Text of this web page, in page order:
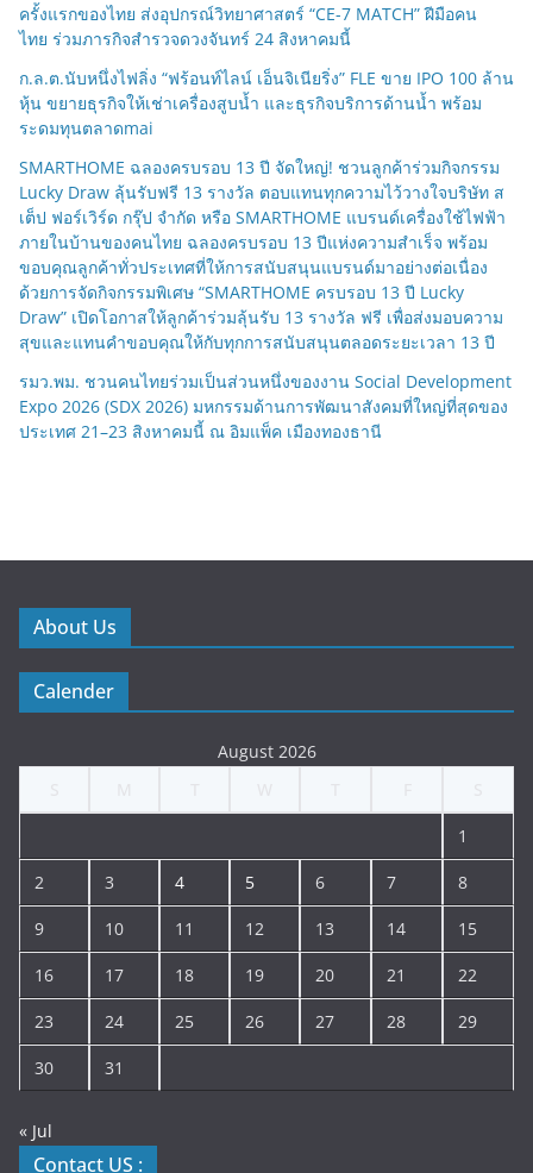
ครั้งแรกของไทย ส่งอุปกรณ์วิทยาศาสตร์ “CE-7 MATCH” ฝีมือคน
ไทย ร่วมภารกิจสำรวจดวงจันทร์ 24 สิงหาคมนี้
ก.ล.ต.นับหนึ่งไฟลิ่ง “ฟร้อนท์ไลน์ เอ็นจิเนียริ่ง” FLE ขาย IPO 100 ล้าน
หุ้น ขยายธุรกิจให้เช่าเครื่องสูบน้ำ และธุรกิจบริการด้านน้ำ พร้อม
ระดมทุนตลาดmai
SMARTHOME ฉลองครบรอบ 13 ปี จัดใหญ่! ชวนลูกค้าร่วมกิจกรรม
Lucky Draw ลุ้นรับฟรี 13 รางวัล ตอบแทนทุกความไว้วางใจบริษัท ส
เต็ป ฟอร์เวิร์ด กรุ๊ป จำกัด หรือ SMARTHOME แบรนด์เครื่องใช้ไฟฟ้า
ภายในบ้านของคนไทย ฉลองครบรอบ 13 ปีแห่งความสำเร็จ พร้อม
ขอบคุณลูกค้าทั่วประเทศที่ให้การสนับสนุนแบรนด์มาอย่างต่อเนื่อง
ด้วยการจัดกิจกรรมพิเศษ “SMARTHOME ครบรอบ 13 ปี Lucky
Draw” เปิดโอกาสให้ลูกค้าร่วมลุ้นรับ 13 รางวัล ฟรี เพื่อส่งมอบความ
สุขและแทนคำขอบคุณให้กับทุกการสนับสนุนตลอดระยะเวลา 13 ปี
รมว.พม. ชวนคนไทยร่วมเป็นส่วนหนึ่งของงาน Social Development
Expo 2026 (SDX 2026) มหกรรมด้านการพัฒนาสังคมที่ใหญ่ที่สุดของ
ประเทศ 21–23 สิงหาคมนี้ ณ อิมแพ็ค เมืองทองธานี
About Us
Calender
August 2026
1
2 3 4 5 6 7 8
9 10 11 12 13 14 15
16 17 18 19 20 21 22
23 24 25 26 27 28 29
30 31
« Jul
Contact US :